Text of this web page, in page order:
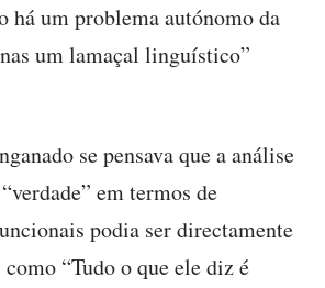
há um problema autónomo da
um lamaçal linguístico”
se pensava que a análise
em termos de
podia ser directamente
“Tudo o que ele diz é